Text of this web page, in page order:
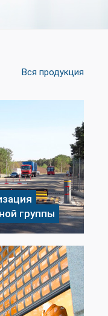
Вся продукция
группы